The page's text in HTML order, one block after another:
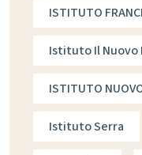
ISTITUTO
Istituto Il Nuovo
ISTITUTO
Istituto Serra